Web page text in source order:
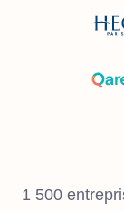
1 500